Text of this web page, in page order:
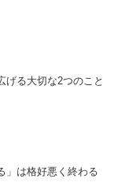
げる大切な2つのこと
」は格好悪く終わる